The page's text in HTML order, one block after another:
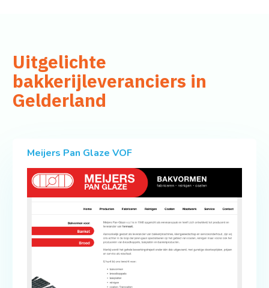
Uitgelichte
bakkerijleveranciers in
Gelderland
Meijers Pan Glaze VOF